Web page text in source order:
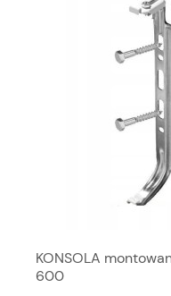
KONSOLA
600